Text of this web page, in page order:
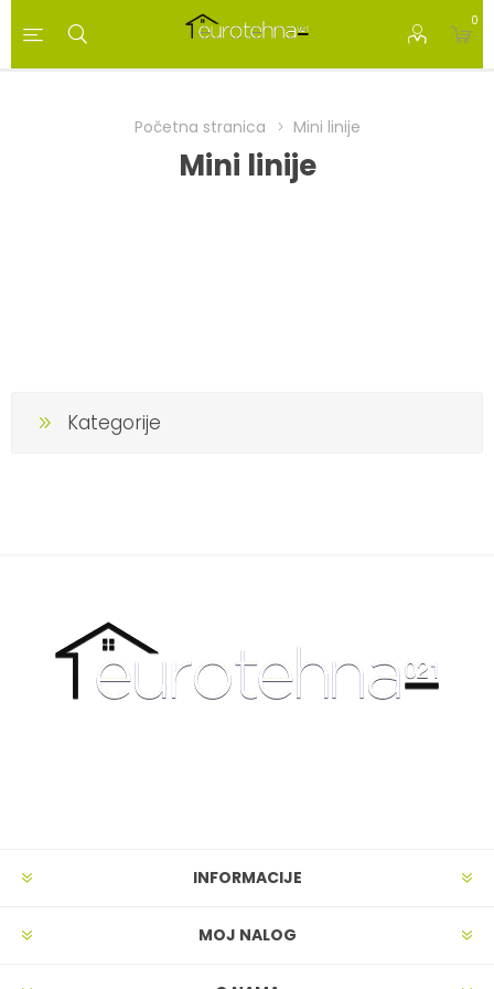
0
Početna stranica Mini linije
Mini linije
Kategorije
INFORMACIJE
MOJ NALOG